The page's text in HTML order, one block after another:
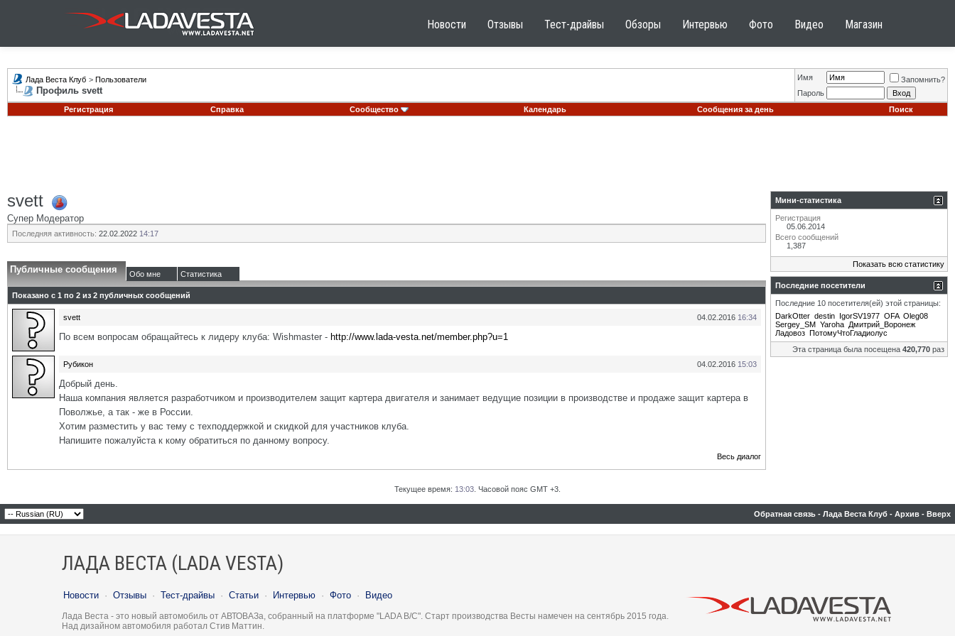
Новости Отзывы Тест-драйвы Обзоры Интервью Фото Видео Магазин
Лада Веста Клуб > Пользователи
Профиль svett
Имя
Запомнить?
Пароль
Регистрация
Справка Сообщество Календарь Сообщения за день Поиск
svett
Супер Модератор
Последняя активность: 22.02.2022 14:17
Публичные сообщения Обо мне Статистика
Показано с 1 по 2 из 2 публичных сообщений
04.02.2016 16:34
svett
По всем вопросам обращайтесь к лидеру клуба: Wishmaster - http://www.lada-vesta.net/member.php?u=1
04.02.2016 15:03
Рубикон
Добрый день.
Наша компания является разработчиком и производителем защит картера двигателя и занимает ведущие позиции в производстве и продаже защит картера в
Поволжье, а так - же в России.
Хотим разместить у вас тему с техподдержкой и скидкой для участников клуба.
Напишите пожалуйста к кому обратиться по данному вопросу.
Весь диалог
Мини-статистика
Регистрация
05.06.2014
Всего сообщений
1,387
Показать всю статистику
Последние посетители
Последние 10 посетителя(ей) этой страницы:
DarkOtter destin IgorSV1977 OFA Oleg08
Sergey_SM Yaroha Дмитрий_Воронеж
Ладовоз ПотомуЧтоГладиолус
Эта страница была посещена 420,770 раз
Текущее время: 13:03 . Часовой пояс GMT +3.
Обратная связь - Лада Веста Клуб - Архив - Вверх
ЛАДА ВЕСТА (LADA VESTA)
Новости · Отзывы · Тест-драйвы · Статьи · Интервью · Фото · Видео
Лада Веста - это новый автомобиль от АВТОВАЗа, собранный на платформе "LADA B/C". Старт производства Весты намечен на сентябрь 2015 года.
Над дизайном автомобиля работал Стив Маттин.